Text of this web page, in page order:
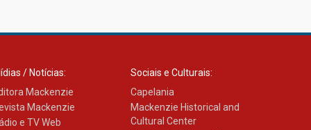
educação superior
/ Notícias:
Mackenzie
Mackenzie
e TV Web
Sociais e Culturais:
Capelania
Mackenzie Historical and
Cultural Center